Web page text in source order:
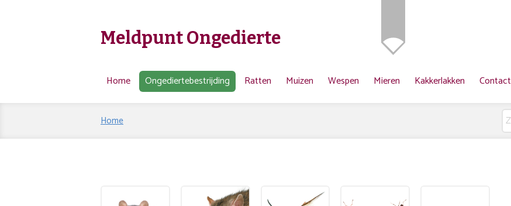
Meldpunt Ongedierte
Home Ongediertebestrijding Ratten Muizen Wespen Mieren Kakkerlakken Contact
Home